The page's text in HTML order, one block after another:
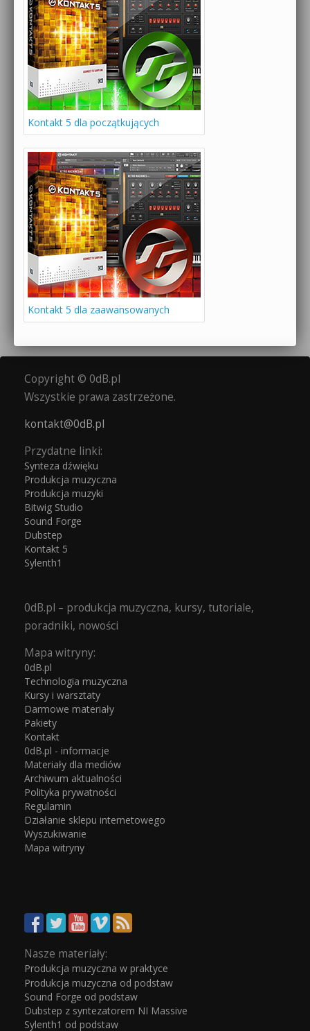
Kontakt 5 dla początkujących
Kontakt 5 dla zaawansowanych
Copyright © 0dB.pl
Wszystkie prawa zastrzeżone.
kontakt@0dB.pl
Przydatne linki:
Synteza dźwięku
Produkcja muzyczna
Produkcja muzyki
Bitwig Studio
Sound Forge
Dubstep
Kontakt 5
Sylenth1
0dB.pl – produkcja muzyczna, kursy, tutoriale,
poradniki, nowości
Mapa witryny:
0dB.pl
Technologia muzyczna
Kursy i warsztaty
Darmowe materiały
Pakiety
Kontakt
0dB.pl - informacje
Materiały dla mediów
Archiwum aktualności
Polityka prywatności
Regulamin
Działanie sklepu internetowego
Wyszukiwanie
Mapa witryny
Nasze materiały:
Produkcja muzyczna w praktyce
Produkcja muzyczna od podstaw
Sound Forge od podstaw
Dubstep z syntezatorem NI Massive
Sylenth1 od podstaw